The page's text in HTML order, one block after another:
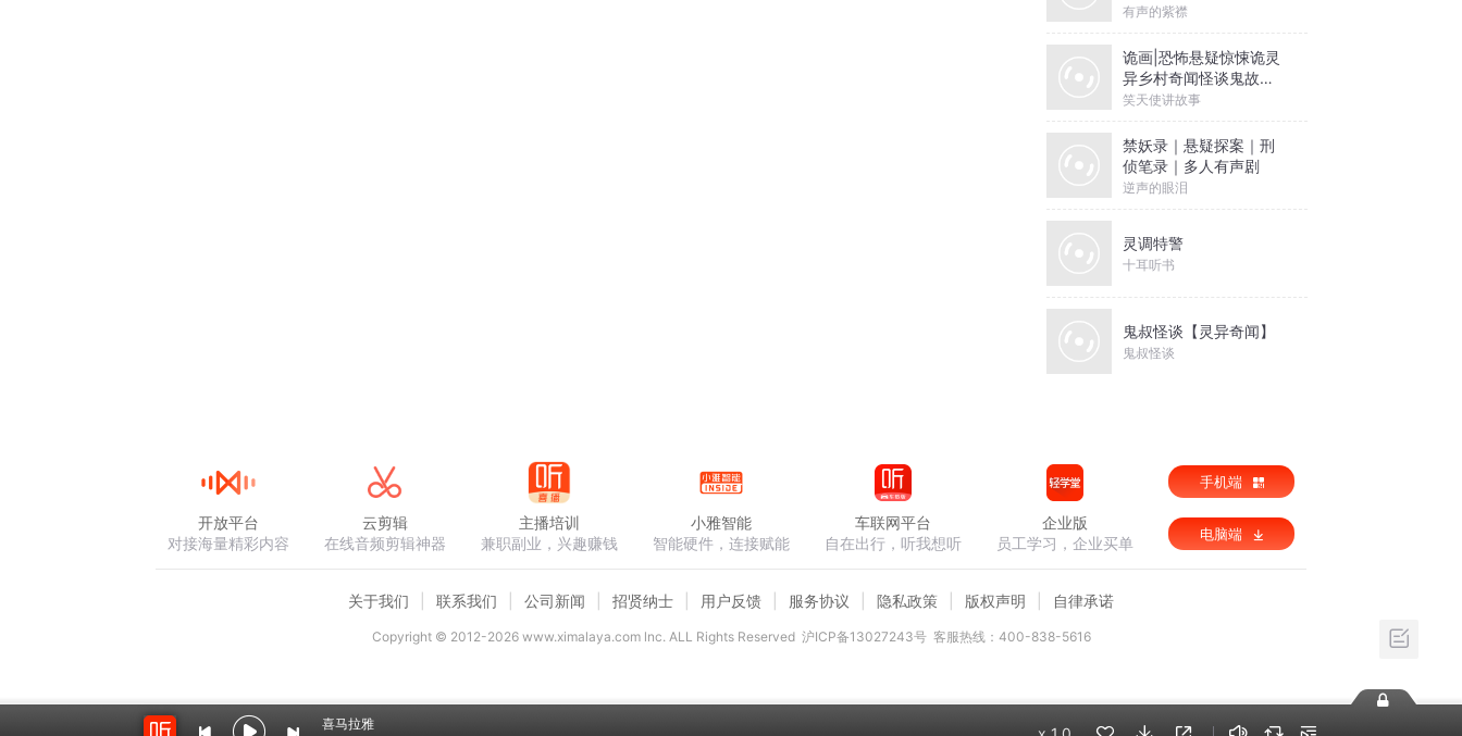
有声的紫襟
诡画|恐怖悬疑惊悚诡灵
异乡村奇闻怪谈鬼故事|
新评书|笑天使播讲
笑天使讲故事
禁妖录｜悬疑探案｜刑
侦笔录｜多人有声剧
逆声的眼泪
灵调特警
十耳听书
鬼叔怪谈【灵异奇闻】
鬼叔怪谈
喜马拉雅
开放平台
对接海量精彩内容
云剪辑
在线音频剪辑神器
主播培训
兼职副业，兴趣赚钱
小雅智能
智能硬件，连接赋能
车联网平台
自在出行，听我想听
企业版
员工学习，企业买单
手机端
电脑端
关于我们 联系我们 公司新闻 招贤纳士 用户反馈 服务协议 隐私政策 版权声明 自律承诺
Copyright © 2012-2026www.ximalaya.com lnc. ALL Rights Reserved 沪ICP备13027243号 客服热线：400-838-5616